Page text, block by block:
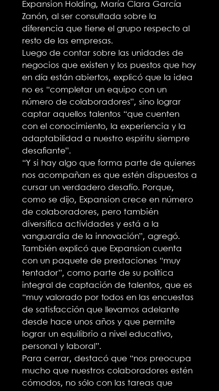
Expansion Holding, María Clara García
Zanón, al ser consultada sobre la
diferencia que tiene el grupo respecto al
resto de las empresas.
Luego de contar sobre las unidades de
negocios que existen y los puestos que hoy
en día están abiertos, explicó que la idea
no es “completar un equipo con un
número de colaboradores”, sino lograr
captar aquellos talentos “que cuenten
con el conocimiento, la experiencia y la
adaptabilidad a nuestro espíritu siempre
desafiante”.
“Y si hay algo que forma parte de quienes
nos acompañan es que estén dispuestos a
cursar un verdadero desafío. Porque,
como se dijo, Expansion crece en número
de colaboradores, pero también
diversifica actividades y está a la
vanguardia de la innovación”, agregó.
También explicó que Expansion cuenta
con un paquete de prestaciones “muy
tentador”, como parte de su política
integral de captación de talentos, que es
“muy valorado por todos en las encuestas
de satisfacción que llevamos adelante
desde hace unos años y que permite
lograr un equilibrio a nivel educativo,
personal y laboral”.
Para cerrar, destacó que “nos preocupa
mucho que nuestros colaboradores estén
cómodos, no sólo con las tareas que